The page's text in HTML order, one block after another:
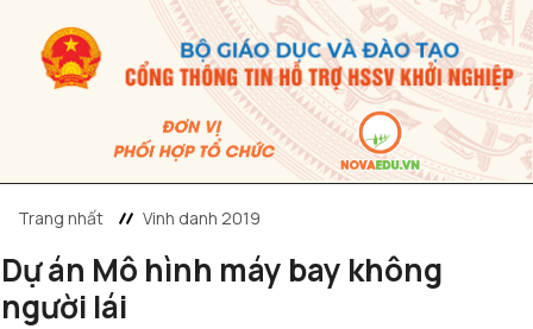
Trang nhất Vinh danh 2019
Dự án Mô hình máy bay không
người lái